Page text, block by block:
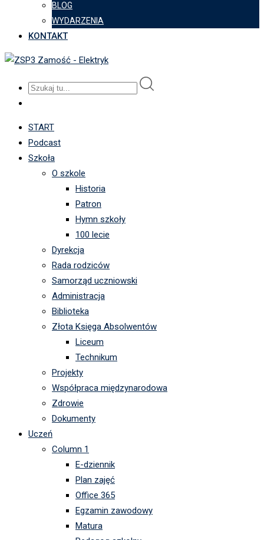
BLOG
WYDARZENIA
KONTAKT
START
Podcast
Szkoła
O szkole
Historia
Patron
Hymn szkoły
100 lecie
Dyrekcja
Rada rodziców
Samorząd uczniowski
Administracja
Biblioteka
Złota Księga Absolwentów
Liceum
Technikum
Projekty
Współpraca międzynarodowa
Zdrowie
Dokumenty
Uczeń
Column 1
E-dziennik
Plan zajęć
Office 365
Egzamin zawodowy
Matura